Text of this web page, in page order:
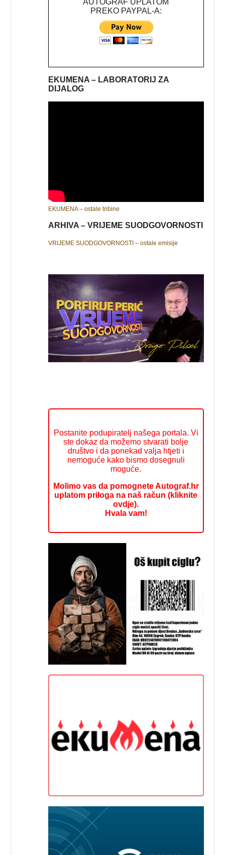
AUTOGRAF UPLATOM
PREKO PAYPAL-A:
EKUMENA – LABORATORIJ ZA
DIJALOG
EKUMENA – ostale tribine
ARHIVA – VRIJEME SUODGOVORNOSTI
VRIJEME SUODGOVORNOSTI – ostale emisije
Postanite podupiratelj našega portala. Vi
ste dokaz da možemo stvarati bolje
društvo i da ponekad valja htjeti i
nemoguće kako bismo dosegnuli
moguće.
Molimo vas da pomognete Autograf.hr
uplatom priloga na naš račun (kliknite
ovdje).
Hvala vam!